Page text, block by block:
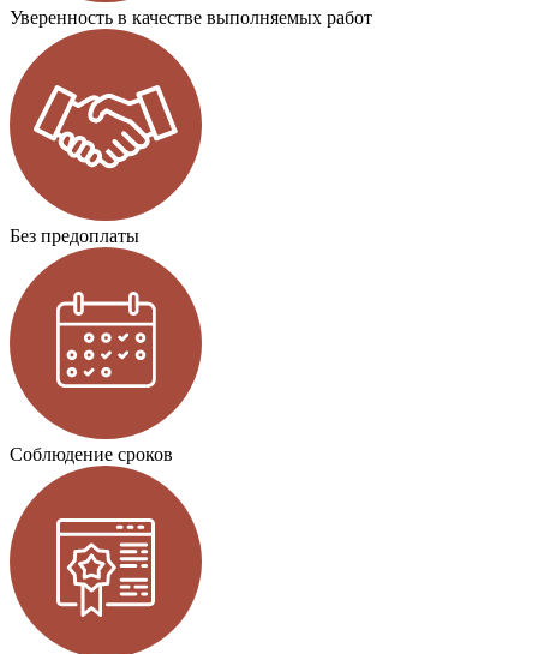
Уверенность в качестве выполняемых работ
Без предоплаты
Соблюдение сроков